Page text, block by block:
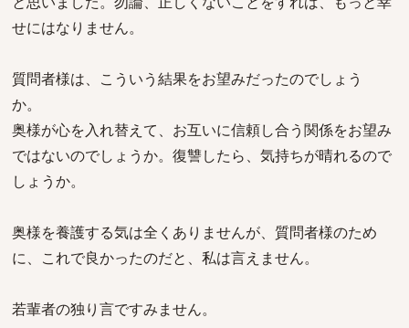
せにはなりません。
質問者様は、こういう結果をお望みだったのでしょう
か。
奥様が心を入れ替えて、お互いに信頼し合う関係をお望み
ではないのでしょうか。復讐したら、気持ちが晴れるので
しょうか。
奥様を養護する気は全くありませんが、質問者様のため
に、これで良かったのだと、私は言えません。
若輩者の独り言ですみません。